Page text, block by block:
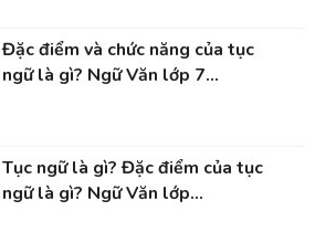
Đặc điểm và chức năng của tục
ngữ là gì? Ngữ Văn lớp 7...
Tục ngữ là gì? Đặc điểm của tục
ngữ là gì? Ngữ Văn lớp...